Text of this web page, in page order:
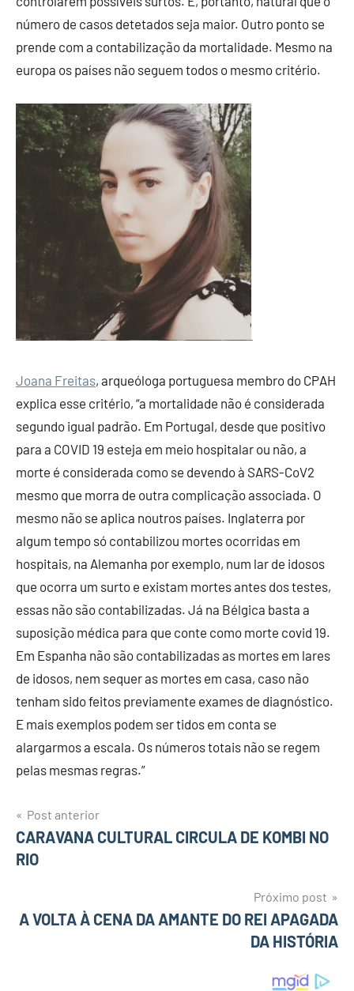
número de casos detetados seja maior. Outro ponto se
prende com a contabilização da mortalidade. Mesmo na
europa os países não seguem todos o mesmo critério.
Joana Freitas, arqueóloga portuguesa membro do CPAH
explica esse critério, “a mortalidade não é considerada
segundo igual padrão. Em Portugal, desde que positivo
para a COVID 19 esteja em meio hospitalar ou não, a
morte é considerada como se devendo à SARS-CoV2
mesmo que morra de outra complicação associada. O
mesmo não se aplica noutros países. Inglaterra por
algum tempo só contabilizou mortes ocorridas em
hospitais, na Alemanha por exemplo, num lar de idosos
que ocorra um surto e existam mortes antes dos testes,
essas não são contabilizadas. Já na Bélgica basta a
suposição médica para que conte como morte covid 19.
Em Espanha não são contabilizadas as mortes em lares
de idosos, nem sequer as mortes em casa, caso não
tenham sido feitos previamente exames de diagnóstico.
E mais exemplos podem ser tidos em conta se
alargarmos a escala. Os números totais não se regem
pelas mesmas regras.”
Navegação
de
Post anterior
CARAVANA CULTURAL CIRCULA DE KOMBI NO
RIO
Próximo post
A VOLTA À CENA DA AMANTE DO REI APAGADA
DA HISTÓRIA